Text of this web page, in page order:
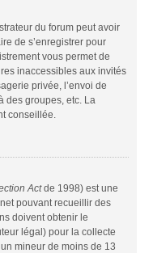
du forum peut avoir
de s’enregistrer pour
vous permet de
inaccessibles aux invités
privée, l’envoi de
des groupes, etc. La
conseillée.
Actde 1998) est une
pouvant recueillir des
doivent obtenir le
légal) pour la collecte
mineur de moins de 13